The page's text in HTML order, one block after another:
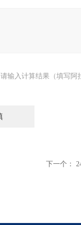
请输入计算结果（填写阿
下一个：